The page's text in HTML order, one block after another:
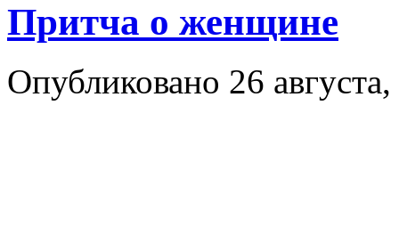
Притча о женщине
Опубликовано 26